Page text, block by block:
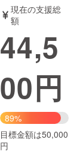
音楽
ゲーム・
書籍・雑誌
チャレンジ
現在の支援総
額
44,5
00円
89%
目標金額は50,000
円